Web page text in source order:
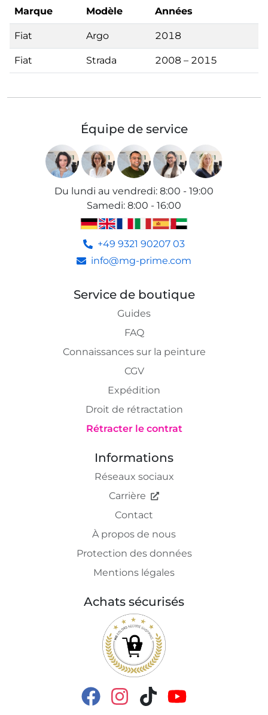
Marque Modèle Années
Fiat Argo 2018
Fiat Strada 2008 – 2015
Équipe de service
Du lundi au vendredi: 8:00 - 19:00
Samedi: 8:00 - 16:00
+49 9321 90207 03
info@mg-prime.com
Service de boutique
Guides
FAQ
Connaissances sur la peinture
CGV
Expédition
Droit de rétractation
Rétracter le contrat
Informations
Réseaux sociaux
Carrière
Contact
À propos de nous
Protection des données
Mentions légales
Achats sécurisés